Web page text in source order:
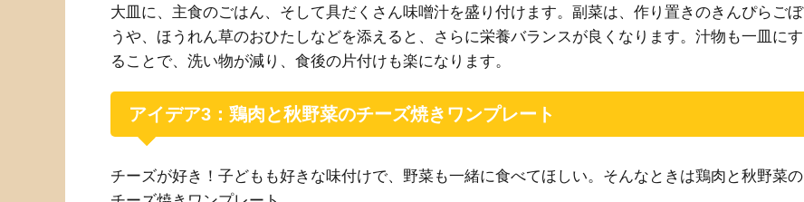
大皿に、主食のごはん、そして具だくさん味噌汁を盛り付けます。副菜は、作り置きのきんぴらごぼ
うや、ほうれん草のおひたしなどを添えると、さらに栄養バランスが良くなります。汁物も一皿にす
ることで、洗い物が減り、食後の片付けも楽になります。
アイデア3：鶏肉と秋野菜のチーズ焼きワンプレート
チーズが好き！子どもも好きな味付けで、野菜も一緒に食べてほしい。そんなときは鶏肉と秋野菜の